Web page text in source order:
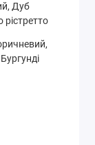
Дуб